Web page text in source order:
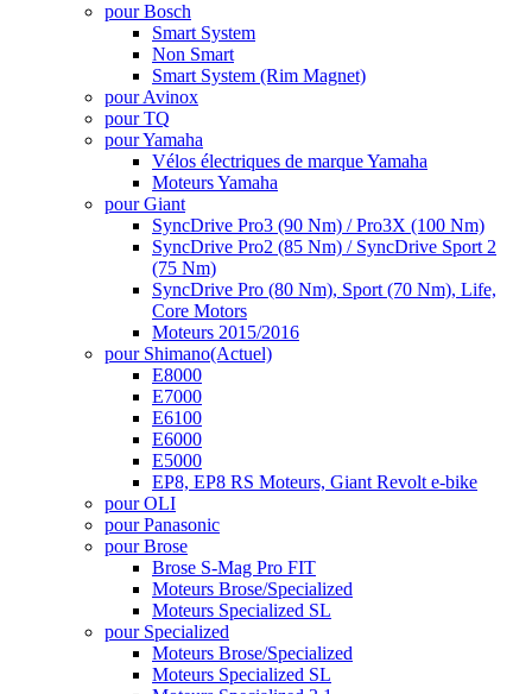
pour Bosch
Smart System
Non Smart
Smart System (Rim Magnet)
pour Avinox
pour TQ
pour Yamaha
Vélos électriques de marque Yamaha
Moteurs Yamaha
pour Giant
SyncDrive Pro3 (90 Nm) / Pro3X (100 Nm)
SyncDrive Pro2 (85 Nm) / SyncDrive Sport 2
(75 Nm)
SyncDrive Pro (80 Nm), Sport (70 Nm), Life,
Core Motors
Moteurs 2015/2016
pour Shimano(Actuel)
E8000
E7000
E6100
E6000
E5000
EP8, EP8 RS Moteurs, Giant Revolt e-bike
pour OLI
pour Panasonic
pour Brose
Brose S-Mag Pro FIT
Moteurs Brose/Specialized
Moteurs Specialized SL
pour Specialized
Moteurs Brose/Specialized
Moteurs Specialized SL